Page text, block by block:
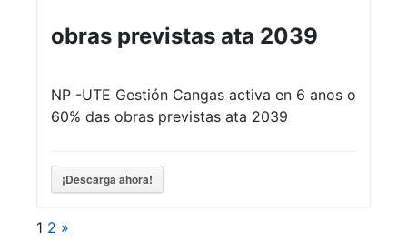
obras previstas ata 2039
NP -UTE Gestión Cangas activa en 6 anos o
60% das obras previstas ata 2039
¡Descarga ahora!
1 2 »